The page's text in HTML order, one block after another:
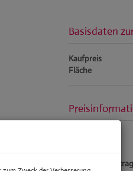
Basisdaten
Kaufpreis
Fläche